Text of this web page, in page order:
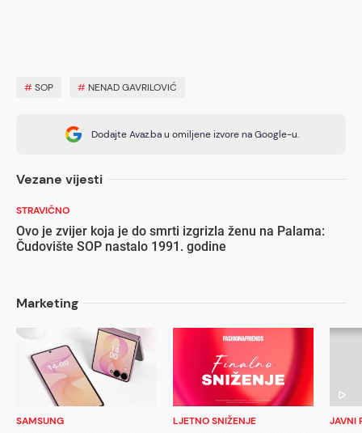
#SOP # NENAD GAVRILOVIĆ
Dodajte Avaz.ba u omiljene izvore na Google-u.
Vezane vijesti
STRAVIČNO
Ovo je zvijer koja je do smrti izgrizla ženu na Palama:
Čudovište SOP nastalo 1991. godine
Marketing
SAMSUNG LJETNO SNIŽENJE JAVNI